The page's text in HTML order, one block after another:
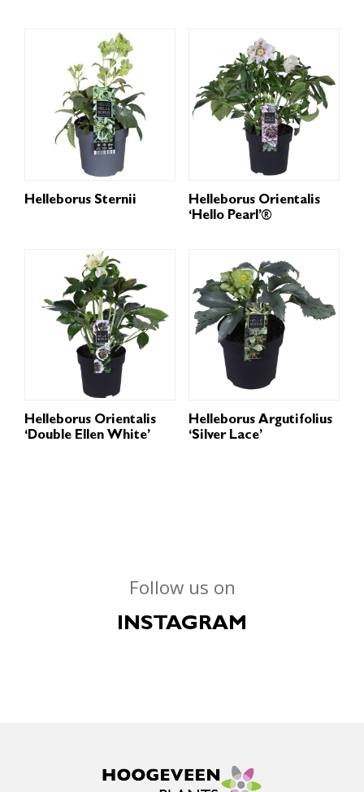
Helleborus Sternii
Helleborus Orientalis
‘Hello Pearl’®
Helleborus Orientalis
‘Double Ellen White’
Helleborus Argutifolius
‘Silver Lace’
Follow us on
INSTAGRAM